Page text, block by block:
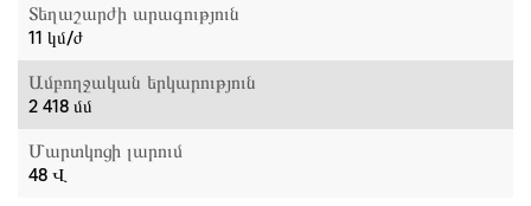
Տեղաշարժի արագություն
11 կմ/ժ
Ամբողջական երկարություն
2 418 մմ
Մարտկոցի լարում
48 Վ